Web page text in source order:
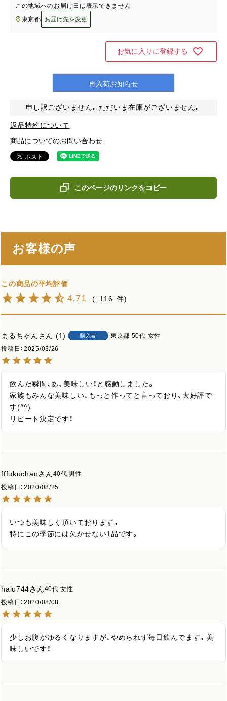
この地域へのお届け日は表示できません
東京都
お届け先を変更
お気に入りに登録する
再入荷お知らせ
申し訳ございません。ただいま在庫がございません。
返品特約について
商品についてのお問い合わせ
このページのリンクをコピー
お客様の声
4.71 116
まるちゃん 1 購入者 東京都 50代 女性
投稿日
2025/03/26
飲んだ瞬間、あ、美味しい！と感動しました。
家族もみんな美味しい、もっと作ってと言っており、大好評で
す(^^)
リピート決定です！
fffukuchan 40代 男性
投稿日
2020/08/25
いつも美味しく頂いております。
特にこの季節には欠かせない1品です。
halu744 40代 女性
投稿日
2020/08/08
少しお腹がゆるくなりますが、やめられず毎日飲んでます。美
味しいです！